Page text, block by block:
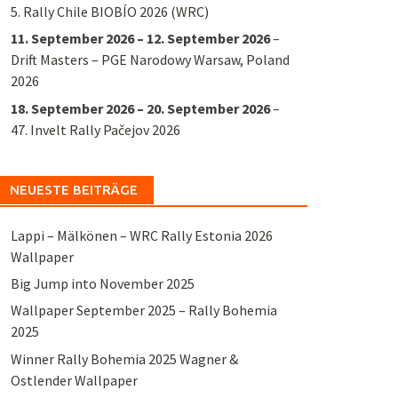
5. Rally Chile BIOBÍO 2026 (WRC)
11. September 2026 – 12. September 2026–
Drift Masters – PGE Narodowy Warsaw, Poland
2026
18. September 2026 – 20. September 2026–
47. Invelt Rally Pačejov 2026
NEUESTE BEITRÄGE
Lappi – Mälkönen – WRC Rally Estonia 2026
Wallpaper
Big Jump into November 2025
Wallpaper September 2025 – Rally Bohemia
2025
Winner Rally Bohemia 2025 Wagner &
Ostlender Wallpaper